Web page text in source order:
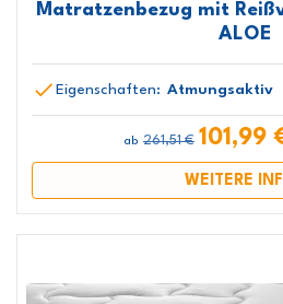
Matratzenbezug mit
ALOE
Eigenschaften: Atmungsaktiv
ab 261,51 € 101,99
WEITERE